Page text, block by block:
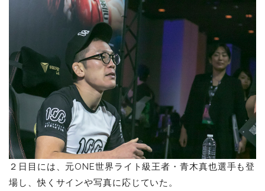
２日目には、元ONE世界ライト級王者・青木真也選手も登
場し、快くサインや写真に応じていた。